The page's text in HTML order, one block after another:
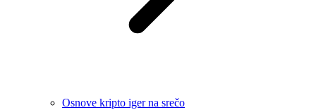
Osnove kripto iger na srečo